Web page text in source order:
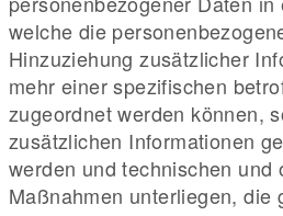
welche die
Hinzuziehung zusätzlicher
mehr einer spezifischen
zugeordnet werden können,
zusätzlichen Informationen
werden und technischen und
Maßnahmen unterliegen, die